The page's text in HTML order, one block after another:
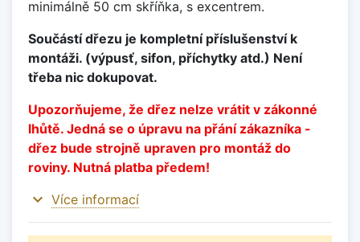
minimálně 50 cm skříňka, s excentrem.
Součástí dřezu je kompletní příslušenství k
montáži. (výpusť, sifon, příchytky atd.) Není
třeba nic dokupovat.
Upozorňujeme, že dřez nelze vrátit v zákonné
lhůtě. Jedná se o úpravu na přání zákazníka -
dřez bude strojně upraven pro montáž do
roviny. Nutná platba předem!
expand_more Více informací